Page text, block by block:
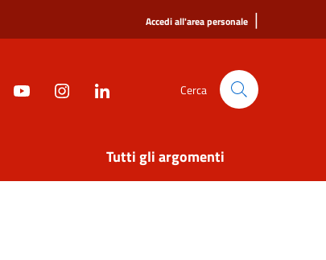
Accedi all'area personale |
Cerca
Tutti gli argomenti